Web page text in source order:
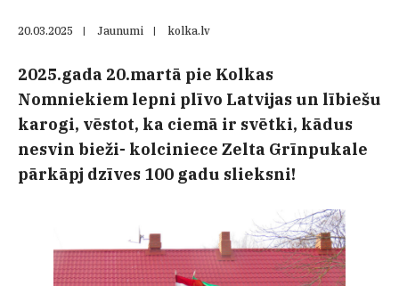
20.03.2025 | Jaunumi | kolka.lv
2025.gada 20.martā pie Kolkas
Nomniekiem lepni plīvo Latvijas un lībiešu
karogi, vēstot, ka ciemā ir svētki, kādus
nesvin bieži- kolciniece Zelta Grīnpukale
pārkāpj dzīves 100 gadu slieksni!